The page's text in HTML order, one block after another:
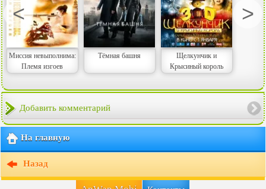
Миссия невыполнима:
Племя изгоев
Тёмная башня
Щелкунчик и
Крысиный король
< >
Добавить комментарий
На главную
Назад